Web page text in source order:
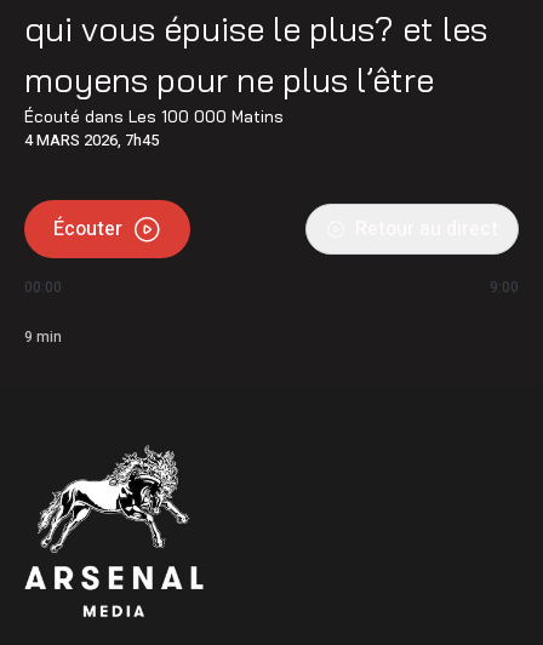
qui vous épuise le plus? et les
moyens pour ne plus l’être
Écouté dans Les 100 000 Matins
4 MARS 2026, 7h45
Écouter
00:00 9:00
9 min